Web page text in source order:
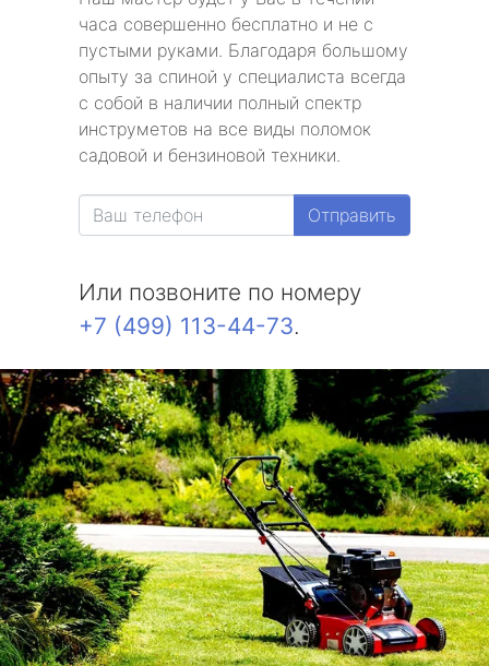
часа совершенно бесплатно и не с
пустыми руками. Благодаря большому
опыту за спиной у специалиста всегда
с собой в наличии полный спектр
инструметов на все виды поломок
садовой и бензиновой техники.
Отправить
Или позвоните по номеру
+7 (499) 113-44-73.